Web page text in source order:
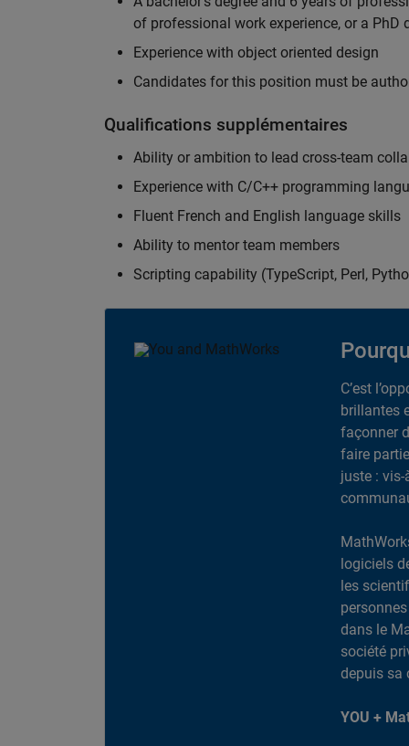
of professional work experience, or a PhD
Experience with object oriented design
Candidates for this position must be
Qualifications supplémentaires
Ability or ambition to lead cross-team
Experience with C/C++ programming
Fluent French and English language skills
Ability to mentor team members
Scripting capability (TypeScript, Perl,
C’est
brillantes
façonner
faire
juste : vis-
logiciels
les
dans le
société
depuis sa
YOU +